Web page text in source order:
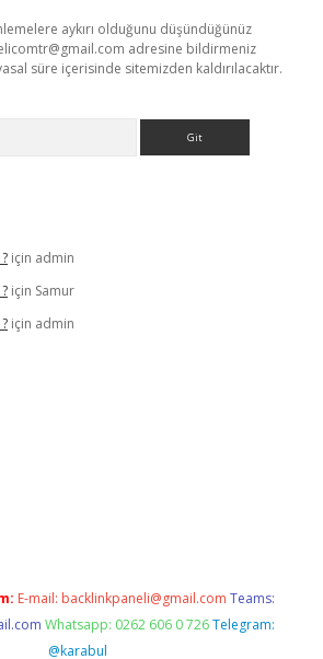
aykırı olduğunu düşündüğünüz
adresine bildirmeniz
süre içerisinde sitemizden kaldırılacaktır.
için admin
için Samur
için admin
E-mail: backlinkpaneli@gmail.com Teams:
Whatsapp: 0262 606 0 726 Telegram:
@karabul